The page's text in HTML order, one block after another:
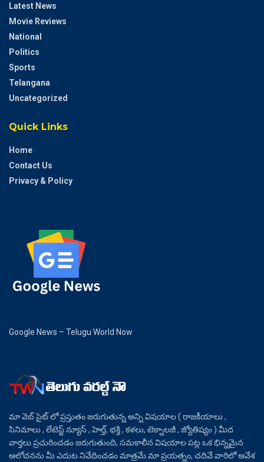
Latest News
Movie Reviews
National
Politics
Sports
Telangana
Uncategorized
Quick Links
Home
Contact Us
Privacy & Policy
Google News – Telugu World Now
మా వెబ్ సైట్ లో ప్రస్తుతం జరుగుతున్న అన్ని విషయాల ( రాజకీయాలు ,
సినిమాలు , లేటెస్ట్ న్యూస్ , హెల్త్, భక్తి , కళలు, టెక్నాలజీ , జ్యోతిష్యం ) మీద
వార్తలు ప్రచురించడం జరుగుతుంది, సమకాలీన విషయాల పట్ల ఒక భిన్నమైన
ఆలోచనను మీ ఎదుట నివేదించడం మాత్రమే మా ప్రయత్నం, చదివే వారిలో ఆవేశ